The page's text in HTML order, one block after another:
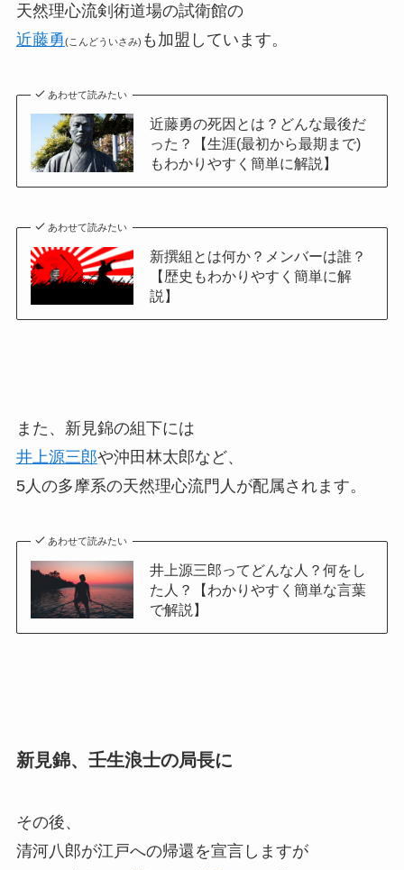
天然理心流剣術道場の試衛館の
近藤勇(こんどういさみ) も加盟しています。
あわせて読みたい
近藤勇の死因とは？どんな最後だ
った？【生涯(最初から最期まで)
もわかりやすく簡単に解説】
あわせて読みたい
新撰組とは何か？メンバーは誰？
【歴史もわかりやすく簡単に解
説】
また、新見錦の組下には
井上源三郎や沖田林太郎など、
5人の多摩系の天然理心流門人が配属されます。
あわせて読みたい
井上源三郎ってどんな人？何をし
た人？【わかりやすく簡単な言葉
で解説】
新見錦、壬生浪士の局長に
その後、
清河八郎が江戸への帰還を宣言しますが